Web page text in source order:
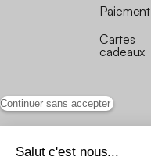
Continuer sans accepter
Salut c'est nous...
Paiement
Cartes
cadeaux